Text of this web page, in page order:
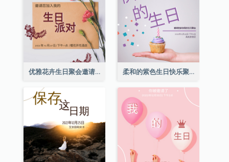
优雅花卉生日聚会邀请函 柔和的紫色生日快乐聚会请柬